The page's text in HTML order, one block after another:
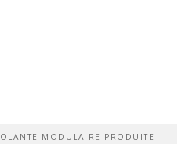
MODULAIRE PRODUITE